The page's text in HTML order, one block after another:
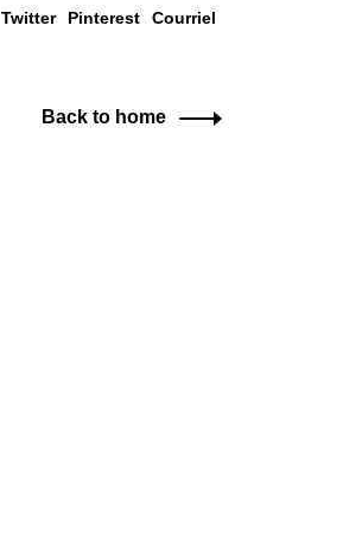
Twitter Pinterest Courriel
Back to home